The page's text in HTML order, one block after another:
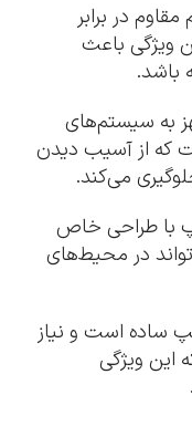
در برابر
ویژگی باعث
باشد.
به سیستم‌های
که از آسیب دیدن
می‌کند.
با طراحی خاص
در محیط‌های
ساده است و نیاز
این ویژگی